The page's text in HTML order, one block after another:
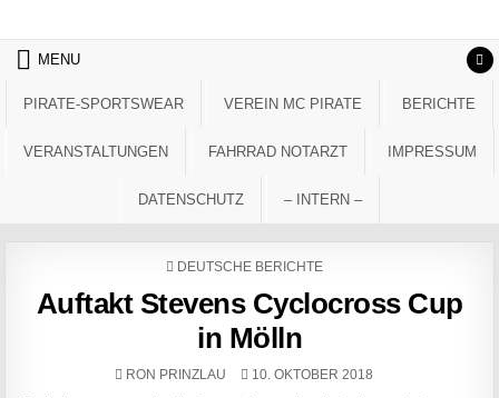
MENU
PIRATE-SPORTSWEAR VEREIN MC PIRATE BERICHTE
VERANSTALTUNGEN FAHRRAD NOTARZT IMPRESSUM
DATENSCHUTZ – INTERN –
POSTED IN
DEUTSCHE BERICHTE
Auftakt Stevens Cyclocross Cup
in Mölln
AUTHOR:
RON PRINZLAU PUBLISHED DATE:
10. OKTOBER 2018